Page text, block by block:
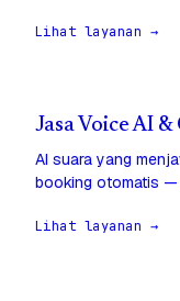
Lihat layanan →
Jasa Voice AI
AI suara yang
booking otomatis —
Lihat layanan →